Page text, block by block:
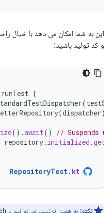
این به شما امکان می دهد با خیال
و کد تولید باشید:
runTest {
(
(dispatcher)
().await()
// Suspends
repository. initialized .get
RepositoryTest. kt
نکته: به همین ترتیب، می‌توانید با